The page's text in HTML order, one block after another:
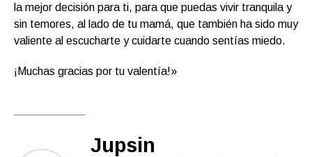
la mejor decisión para ti, para que puedas vivir tranquila y
sin temores, al lado de tu mamá, que también ha sido muy
valiente al escucharte y cuidarte cuando sentías miedo.
¡Muchas gracias por tu valentía!»
Jupsin